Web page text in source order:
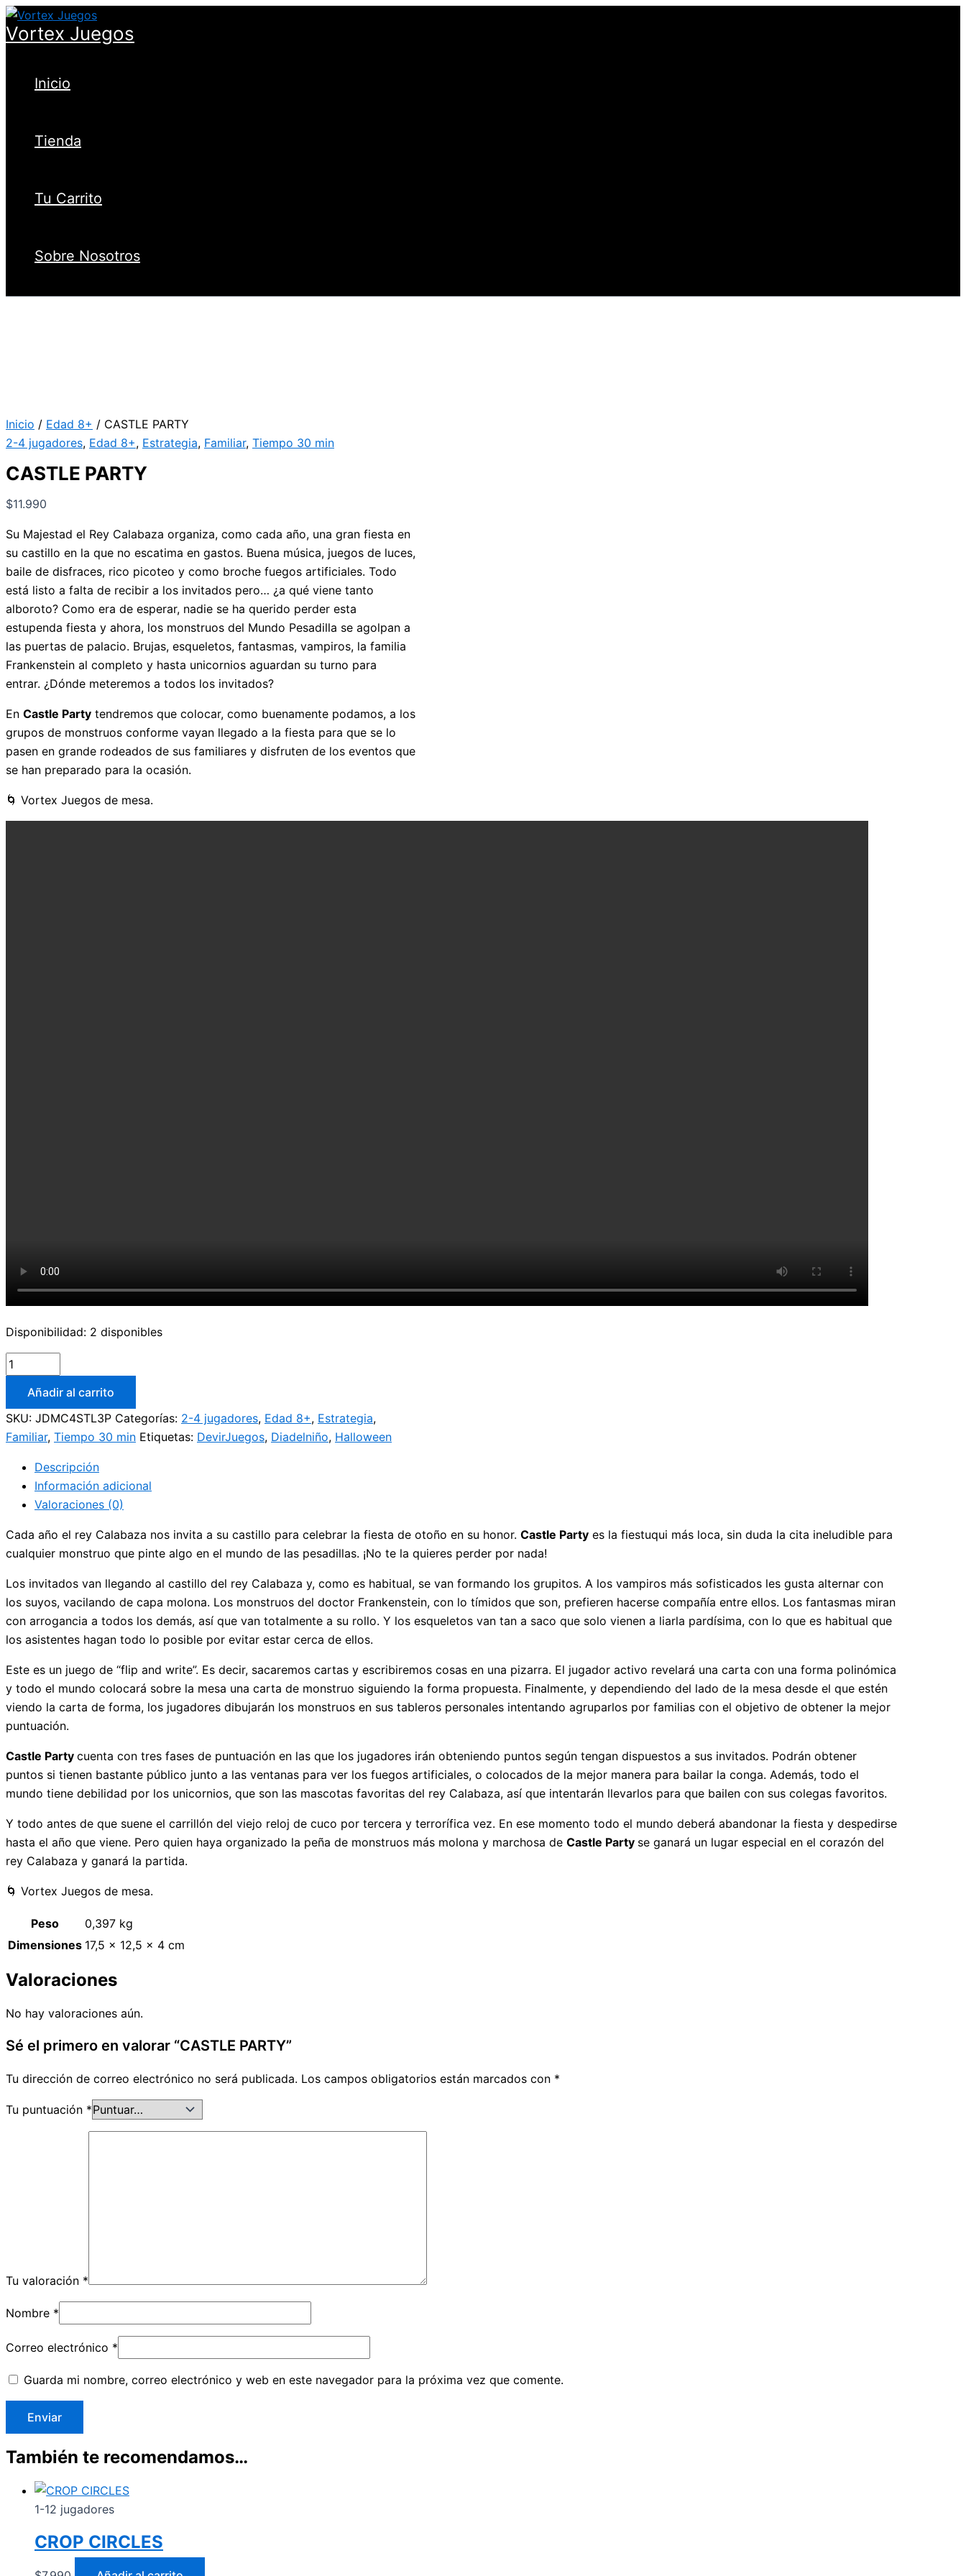
Ir
al
contenido
Vortex Juegos
Inicio
Tienda
Tu Carrito
Sobre Nosotros
Inicio / Edad 8+ / CASTLE PARTY
2-4 jugadores, Edad 8+, Estrategia, Familiar, Tiempo 30 min
CASTLE PARTY
$11.990
Su Majestad el Rey Calabaza organiza, como cada año, una gran fiesta en
su castillo en la que no escatima en gastos. Buena música, juegos de luces,
baile de disfraces, rico picoteo y como broche fuegos artificiales. Todo
está listo a falta de recibir a los invitados pero… ¿a qué viene tanto
alboroto? Como era de esperar, nadie se ha querido perder esta
estupenda fiesta y ahora, los monstruos del Mundo Pesadilla se agolpan a
las puertas de palacio. Brujas, esqueletos, fantasmas, vampiros, la familia
Frankenstein al completo y hasta unicornios aguardan su turno para
entrar. ¿Dónde meteremos a todos los invitados?
En Castle Party tendremos que colocar, como buenamente podamos, a los
grupos de monstruos conforme vayan llegado a la fiesta para que se lo
pasen en grande rodeados de sus familiares y disfruten de los eventos que
se han preparado para la ocasión.
🌀 Vortex Juegos de mesa.
Disponibilidad: 2 disponibles
CASTLE
PARTY
cantidad
Añadir al carrito
SKU: JDMC4STL3P Categorías: 2-4 jugadores, Edad 8+, Estrategia,
Familiar, Tiempo 30 min Etiquetas: DevirJuegos, Diadelniño, Halloween
Descripción
Información adicional
Valoraciones (0)
Cada año el rey Calabaza nos invita a su castillo para celebrar la fiesta de otoño en su honor. Castle Party es la fiestuqui más loca, sin duda la cita ineludible para
cualquier monstruo que pinte algo en el mundo de las pesadillas. ¡No te la quieres perder por nada!
Los invitados van llegando al castillo del rey Calabaza y, como es habitual, se van formando los grupitos. A los vampiros más sofisticados les gusta alternar con
los suyos, vacilando de capa molona. Los monstruos del doctor Frankenstein, con lo tímidos que son, prefieren hacerse compañía entre ellos. Los fantasmas miran
con arrogancia a todos los demás, así que van totalmente a su rollo. Y los esqueletos van tan a saco que solo vienen a liarla pardísima, con lo que es habitual que
los asistentes hagan todo lo posible por evitar estar cerca de ellos.
Este es un juego de “flip and write”. Es decir, sacaremos cartas y escribiremos cosas en una pizarra. El jugador activo revelará una carta con una forma polinómica
y todo el mundo colocará sobre la mesa una carta de monstruo siguiendo la forma propuesta. Finalmente, y dependiendo del lado de la mesa desde el que estén
viendo la carta de forma, los jugadores dibujarán los monstruos en sus tableros personales intentando agruparlos por familias con el objetivo de obtener la mejor
puntuación.
Castle Party cuenta con tres fases de puntuación en las que los jugadores irán obteniendo puntos según tengan dispuestos a sus invitados. Podrán obtener
puntos si tienen bastante público junto a las ventanas para ver los fuegos artificiales, o colocados de la mejor manera para bailar la conga. Además, todo el
mundo tiene debilidad por los unicornios, que son las mascotas favoritas del rey Calabaza, así que intentarán llevarlos para que bailen con sus colegas favoritos.
Y todo antes de que suene el carrillón del viejo reloj de cuco por tercera y terrorífica vez. En ese momento todo el mundo deberá abandonar la fiesta y despedirse
hasta el año que viene. Pero quien haya organizado la peña de monstruos más molona y marchosa de Castle Party se ganará un lugar especial en el corazón del
rey Calabaza y ganará la partida.
🌀 Vortex Juegos de mesa.
Peso
0,397 kg
Dimensiones 17,5 × 12,5 × 4 cm
Valoraciones
No hay valoraciones aún.
Sé el primero en valorar “CASTLE PARTY”
Tu dirección de correo electrónico no será publicada. Los campos obligatorios están marcados con *
Tu puntuación *
Tu valoración *
Nombre *
Correo electrónico *
Guarda mi nombre, correo electrónico y web en este navegador para la próxima vez que comente.
También te recomendamos…
1-12 jugadores
CROP CIRCLES